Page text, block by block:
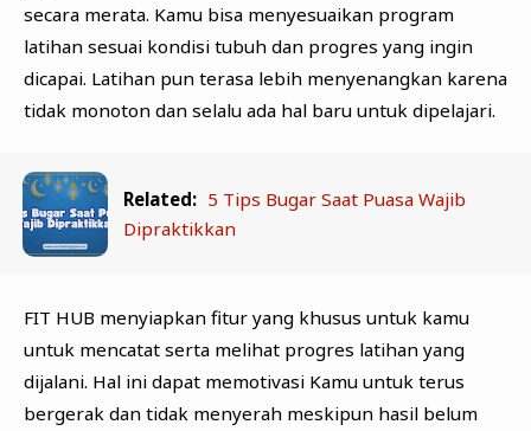
secara merata. Kamu bisa menyesuaikan program
latihan sesuai kondisi tubuh dan progres yang ingin
dicapai. Latihan pun terasa lebih menyenangkan karena
tidak monoton dan selalu ada hal baru untuk dipelajari.
Related: 5 Tips Bugar Saat Puasa Wajib
Dipraktikkan
FIT HUB menyiapkan fitur yang khusus untuk kamu
untuk mencatat serta melihat progres latihan yang
dijalani. Hal ini dapat memotivasi Kamu untuk terus
bergerak dan tidak menyerah meskipun hasil belum